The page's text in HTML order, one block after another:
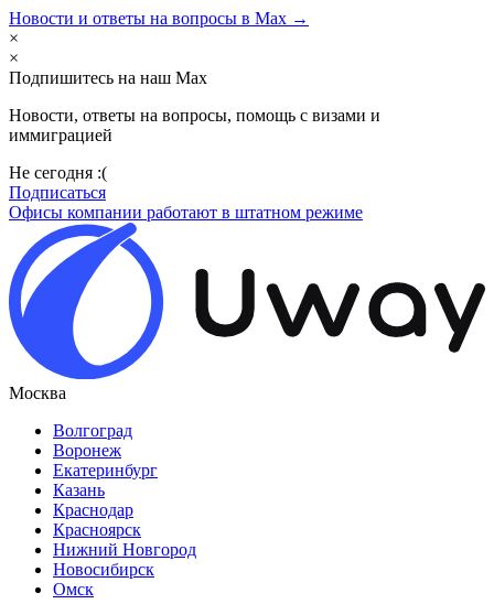
Новости и ответы на вопросы в Max →
×
×
Подпишитесь на наш Max
Новости, ответы на вопросы, помощь с визами и
иммиграцией
Не сегодня :(
Подписаться
Офисы компании работают в штатном режиме
Москва
Волгоград
Воронеж
Екатеринбург
Казань
Краснодар
Красноярск
Нижний Новгород
Новосибирск
Омск